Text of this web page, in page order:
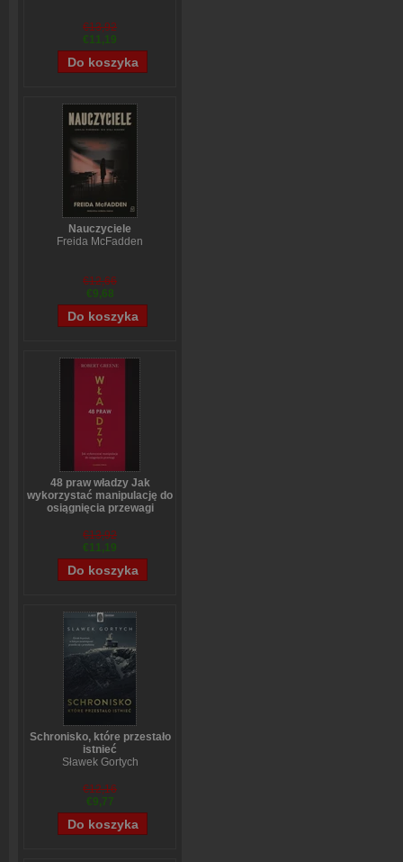
€13,92
€11,19
Nauczyciele
Freida McFadden
€12,66
€9,68
48 praw władzy Jak
wykorzystać manipulację do
osiągnięcia przewagi
€13,92
€11,19
Schronisko, które przestało
istnieć
Sławek Gortych
€12,16
€9,77